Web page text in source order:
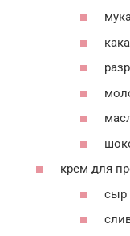
крем для
сыр